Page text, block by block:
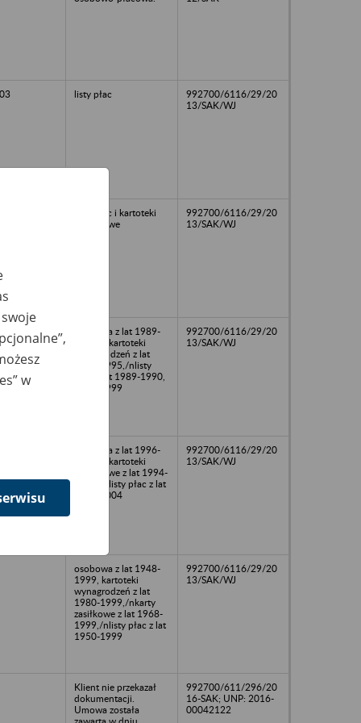
listy płac
992700/6116/29/20
13/SAK/WJ
listy płac i kartoteki
zarobkowe
992700/6116/29/20
13/SAK/WJ
osobowa z lat 1989-
1996,/nkartoteki
wynagrodzeń z lat
1993-1995,/nlisty
płac z lat 1989-1990,
1996-1999
992700/6116/29/20
13/SAK/WJ
osobowa z lat 1996-
2005,/nkartoteki
zarobkowe z lat 1994-
2004,/nlisty płac z lat
2000-2004
992700/6116/29/20
13/SAK/WJ
osobowa z lat 1948-
1999, kartoteki
wynagrodzeń z lat
1980-1999,/nkarty
zasiłkowe z lat 1968-
1999,/nlisty płac z lat
1950-1999
992700/6116/29/20
13/SAK/WJ
Klient nie przekazał
dokumentacji.
Umowa została
992700/611/296/20
16-SAK; UNP: 2016-
00042122
w